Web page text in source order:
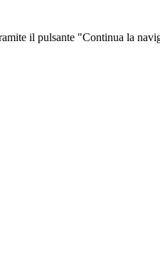
il pulsante "Continua la